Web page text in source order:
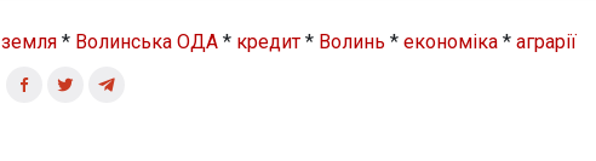
земля * Волинська ОДА * кредит * Волинь * економіка * аграрії